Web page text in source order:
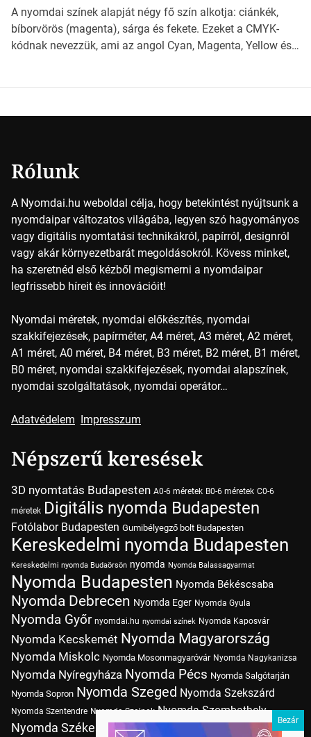
világába kalauzolunk el téged, hogy jobban megértsd,
milyen szempontok alapján érdemes választanod a
jövőben. Bevezetés a papírméretek világába A […]
A nyomdai színek alapját négy fő szín alkotja: ciánkék,
bíborvörös (magenta), sárga és fekete. Ezeket a CMYK-
kódnak nevezzük, ami az angol Cyan, Magenta, Yellow és
Rólunk
A Nyomdai.hu weboldal célja, hogy betekintést nyújtsunk a
nyomdaipar változatos világába, legyen szó hagyományos
vagy digitális nyomtatási technikákról, papírról, designról
vagy akár környezetbarát megoldásokról. Kövess minket,
ha szeretnéd első kézből megismerni a nyomdaipar
legfrissebb híreit és innovációit!
Nyomdai méretek, nyomdai előkészítés, nyomdai
szakkifejezések, papírméter, A4 méret, A3 méret, A2 méret,
A1 méret, A0 méret, B4 méret, B3 méret, B2 méret, B1 méret,
B0 méret, nyomdai szakkifejezések, nyomdai alapszínek,
nyomdai szolgáltatások, nyomdai operátor…
Adatvédelem Impresszum
Népszerű keresések
3D nyomtatás Budapesten A0-6 méretek B0-6 méretek C0-6
méretek Digitális nyomda Budapesten
Fotólabor Budapesten Gumibélyegző bolt Budapesten
Kereskedelmi nyomda Budapesten
Kereskedelmi nyomda Budaörsön nyomda Nyomda Balassagyarmat
Nyomda Budapesten Nyomda Békéscsaba
Nyomda Debrecen Nyomda Eger Nyomda Gyula
Nyomda Győr nyomdai.hu nyomdai színek Nyomda Kaposvár
Nyomda Kecskemét Nyomda Magyarország
Nyomda Miskolc Nyomda Mosonmagyaróvár Nyomda Nagykanizsa
Nyomda Nyíregyháza Nyomda Pécs Nyomda Salgótarján
Nyomda Sopron Nyomda Szeged Nyomda Szekszárd
Nyomda Szentendre Nyomda Szolnok Nyomda Szombathely
Nyomda Székesfehérvár Nyomda Tatabánya Nyomda Vác